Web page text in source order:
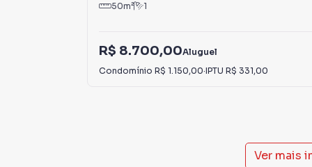
50m² 1
R$ 8.700,00Aluguel
Condomínio R$ 1.150,00·IPTU R$ 331,00
Ver mais